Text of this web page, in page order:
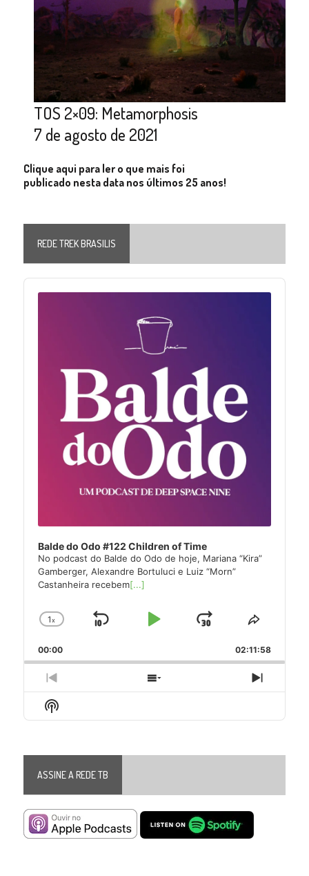
TOS 2×09: Metamorphosis
7 de agosto de 2021
Clique aqui para ler o que mais foi
publicado nesta data nos últimos 25 anos!
REDE TREK BRASILIS
Audio
Player
Balde do Odo #122 Children of Time
No podcast do Balde do Odo de hoje, Mariana “Kira”
Gamberger, Alexandre Bortuluci e Luiz “Morn”
Castanheira recebem[...]
Change
Rate
1x
Skip
Play
Jump
Forward
Share
Episode
00:00 02:11:58
Previous
Episode
Show
Episodes
Next
Episode
Show
Podcast
ASSINE A REDE TB